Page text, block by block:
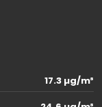
17.3 µg/m³